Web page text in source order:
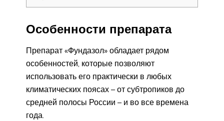
Особенности препарата
Препарат «Фундазол» обладает рядом
особенностей, которые позволяют
использовать его практически в любых
климатических поясах – от субтропиков до
средней полосы России – и во все времена
года.